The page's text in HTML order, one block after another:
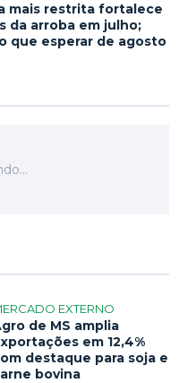
mais restrita fortalece
da arroba em julho;
que esperar de agosto
EXTERNO
de MS amplia
em 12,4%
destaque para soja e
bovina